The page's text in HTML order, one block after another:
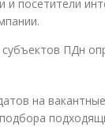
и посетители
ПДн
на